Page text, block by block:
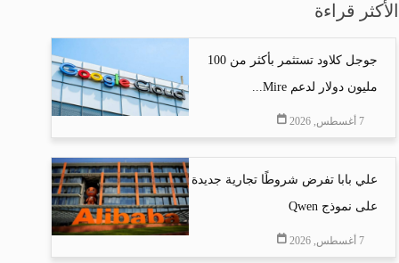
الأكثر قراءة
جوجل كلاود تستثمر بأكثر من 100
مليون دولار لدعم Mire...
7 أغسطس, 2026
علي بابا تفرض شروطًا تجارية جديدة
على نموذج Qwen
7 أغسطس, 2026